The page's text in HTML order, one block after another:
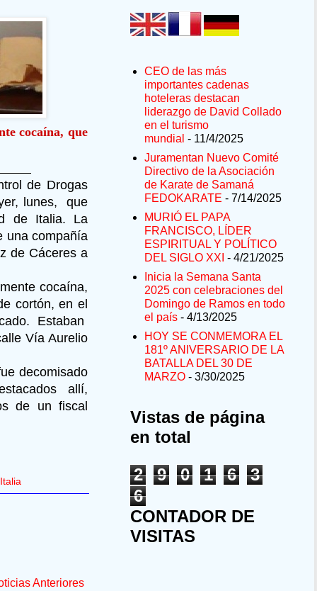
cocaína, que
de Drogas
lunes, que
de Italia. La
una compañía
de Cáceres a
cocaína,
cortón, en el
Estaban
Vía Aurelio
decomisado
allí,
de un fiscal
Anteriores
CEO de las más
importantes cadenas
hoteleras destacan
liderazgo de David Collado
en el turismo
mundial - 11/4/2025
Juramentan Nuevo Comité
Directivo de la Asociación
de Karate de Samaná
FEDOKARATE - 7/14/2025
MURIÓ EL PAPA
FRANCISCO, LÍDER
ESPIRITUAL Y POLÍTICO
DEL SIGLO XXI - 4/21/2025
Inicia la Semana Santa
2025 con celebraciones del
Domingo de Ramos en todo
el país - 4/13/2025
HOY SE CONMEMORA EL
181º ANIVERSARIO DE LA
BATALLA DEL 30 DE
MARZO - 3/30/2025
Vistas de página
en total
2
9 0 1 6
3
6
CONTADOR DE
VISITAS